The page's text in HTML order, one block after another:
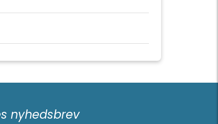
nyhedsbrev